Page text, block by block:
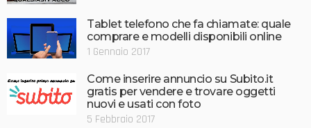
Tablet telefono che fa chiamate: quale
comprare e modelli disponibili online
1 Gennaio 2017
Come inserire annuncio su Subito.it
gratis per vendere e trovare oggetti
nuovi e usati con foto
5 Febbraio 2017